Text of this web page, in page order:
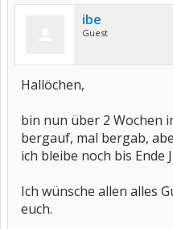
ibe
Guest
Hallöchen,
bin nun über 2 Wochen
bergauf, mal bergab,
ich bleibe noch bis Ende
Ich wünsche allen alles
euch.